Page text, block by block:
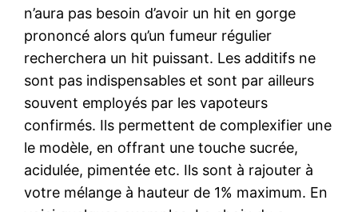
n’aura pas besoin d’avoir un hit en gorge
prononcé alors qu’un fumeur régulier
recherchera un hit puissant. Les additifs ne
sont pas indispensables et sont par ailleurs
souvent employés par les vapoteurs
confirmés. Ils permettent de complexifier une
le modèle, en offrant une touche sucrée,
acidulée, pimentée etc. Ils sont à rajouter à
votre mélange à hauteur de 1% maximum. En